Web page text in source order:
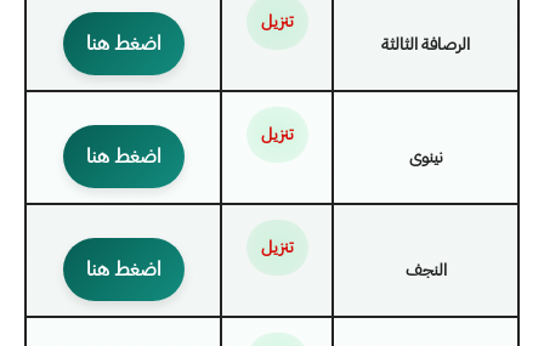
الرصافة الثالثة
تنزيل
اضغط هنا
نينوى
تنزيل
اضغط هنا
النجف
تنزيل
اضغط هنا